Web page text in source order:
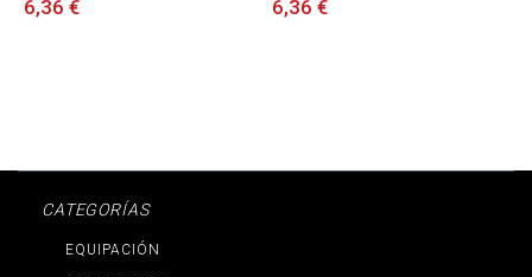
6,36 € 6,36 €
CATEGORÍAS
EQUIPACIÓN